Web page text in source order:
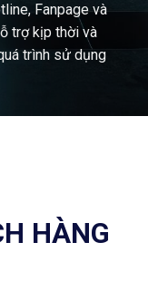
Fanpage và
trợ kịp thời và
trình sử dụng
HÀNG